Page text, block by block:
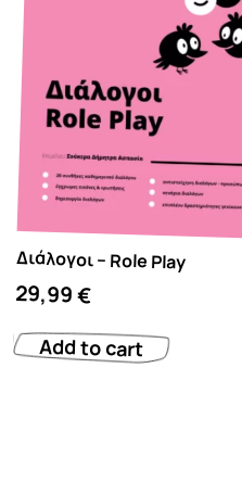
Διάλογοι – Role Play
29,99€
Add to cart